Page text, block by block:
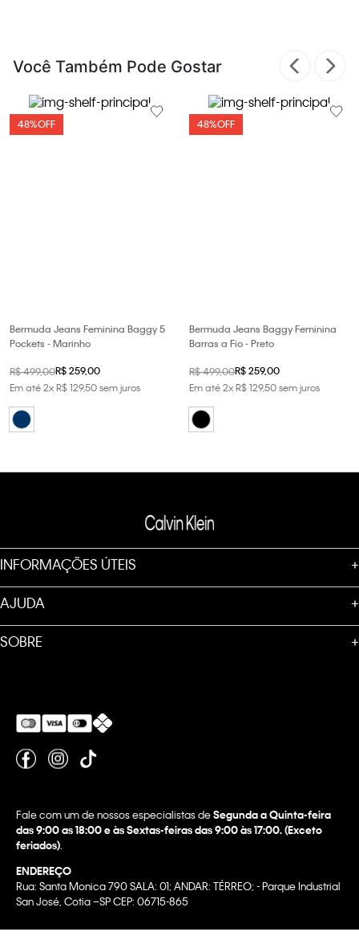
Você Também Pode Gostar
48%OFF
Bermuda Jeans Feminina Baggy 5
Pockets - Marinho
R$499,00R$259,00
Em até2xR$129,50sem juros
48%OFF
Bermuda Jeans Baggy Feminina
Barras a Fio - Preto
R$499,00R$259,00
Em até2xR$129,50sem juros
INFORMAÇÕES ÚTEIS +
AJUDA +
SOBRE +
Fale com um de nossos especialistas deSegunda a Quinta-feira
das 9:00 as 18:00 e às Sextas-feiras das 9:00 às 17:00. (Exceto
feriados)
ENDEREÇO
Rua: Santa Monica 790 SALA: 01; ANDAR: TÉRREO; - Parque Industrial
San José, Cotia –SP CEP: 06715-865